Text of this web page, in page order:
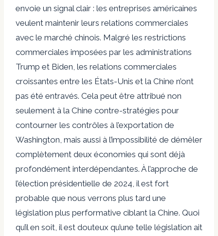
envoie un signal clair : les entreprises américaines
veulent maintenir leurs relations commerciales
avec le marché chinois. Malgré les restrictions
commerciales imposées par les administrations
Trump et Biden, les relations commerciales
croissantes entre les États-Unis et la Chine n’ont
pas été entravés. Cela peut être attribué non
seulement à la Chine contre-stratégies pour
contourner les contrôles à l’exportation de
Washington, mais aussi à l’impossibilité de démêler
complètement deux économies qui sont déjà
profondément interdépendantes. À l’approche de
l’élection présidentielle de 2024, il est fort
probable que nous verrons plus tard une
législation plus performative ciblant la Chine. Quoi
qu’il en soit, il est douteux qu’une telle législation ait